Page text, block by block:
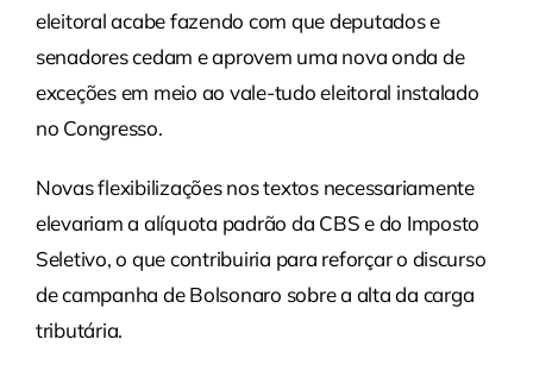
eleitoral acabe fazendo com que deputados e
senadores cedam e aprovem uma nova onda de
exceções em meio ao vale-tudo eleitoral instalado
no Congresso.
Novas flexibilizações nos textos necessariamente
elevariam a alíquota padrão da CBS e do Imposto
Seletivo, o que contribuiria para reforçar o discurso
de campanha de Bolsonaro sobre a alta da carga
tributária.